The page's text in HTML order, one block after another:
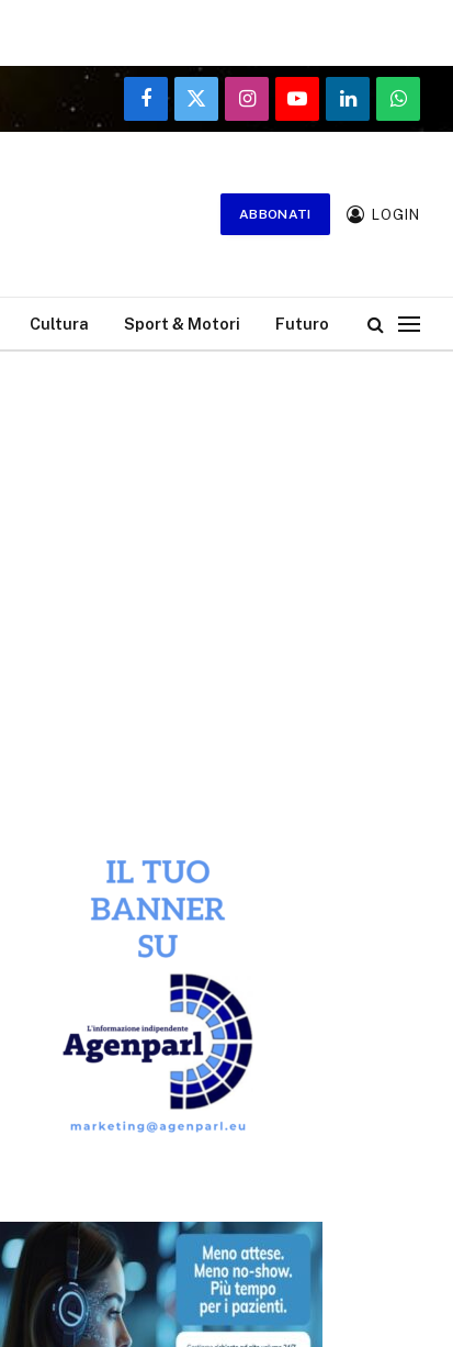
Facebook
X
(Twitter)
InstagramYouTubeLinkedIn
ABBONATI LOGIN
Cultura Sport & Motori Futuro